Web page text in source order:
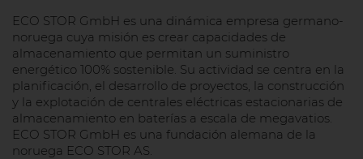
ECO STOR GmbH es una dinámica empresa germano-
noruega cuya misión es crear capacidades de
almacenamiento que permitan un suministro
energético 100% sostenible. Su actividad se centra en la
planificación, el desarrollo de proyectos, la construcción
y la explotación de centrales eléctricas estacionarias de
almacenamiento en baterías a escala de megavatios.
ECO STOR GmbH es una fundación alemana de la
noruega ECO STOR AS.